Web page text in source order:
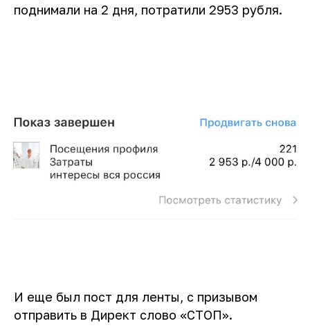
поднимали на 2 дня, потратили 2953 рубля.
И еще был пост для ленты, с призывом
отправить в Директ слово «СТОП».